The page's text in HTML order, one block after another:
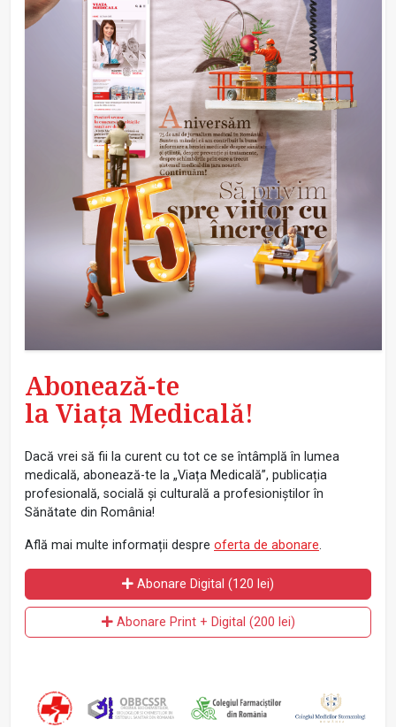
Abonează-te
la Viața Medicală!
Dacă vrei să fii la curent cu tot ce se întâmplă în lumea
medicală, abonează-te la „Viața Medicală”, publicația
profesională, socială și culturală a profesioniștilor în
Sănătate din România!
Află mai multe informații despre oferta de abonare.
Abonare Digital (120 lei)
Abonare Print + Digital (200 lei)